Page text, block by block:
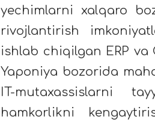
yechimlarni xalqaro
rivojlantirish
ishlab chiqilgan ERP va
Yaponiya bozorida
IT-mutaxassislarni
hamkorlikni